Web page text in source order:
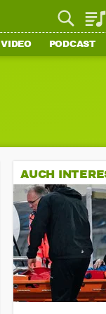
VIDEO PODCAST
AUCH